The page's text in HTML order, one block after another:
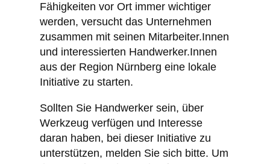
Fähigkeiten vor Ort immer wichtiger
werden, versucht das Unternehmen
zusammen mit seinen Mitarbeiter.Innen
und interessierten Handwerker.Innen
aus der Region Nürnberg eine lokale
Initiative zu starten.
Sollten Sie Handwerker sein, über
Werkzeug verfügen und Interesse
daran haben, bei dieser Initiative zu
unterstützen, melden Sie sich bitte. Um